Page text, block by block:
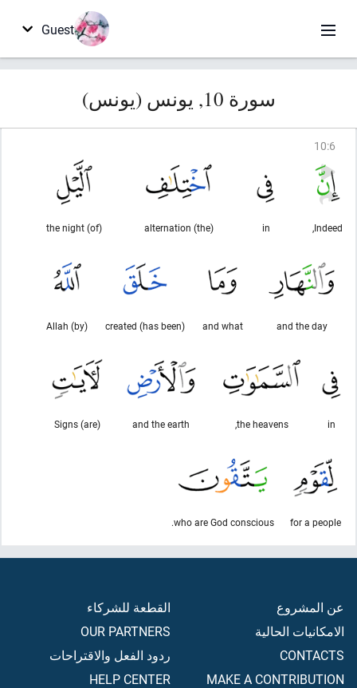
Guest
سورة 10, يونس (يونس)
10:6
Indeed,
in
(the) alternation
(of) the night
and the day
and what
(has been) created
(by) Allah
in
the heavens,
and the earth
(are) Signs
for a people
who are God conscious.
عن المشروع
الامكانيات الحالية
CONTACTS
MAKE A CONTRIBUTION
القطعة للشركاء
OUR PARTNERS
ردود الفعل والاقتراحات
HELP CENTER